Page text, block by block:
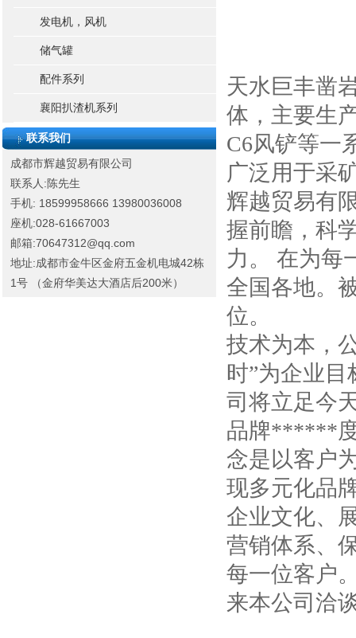
发电机，风机
储气罐
配件系列
襄阳扒渣机系列
联系我们
成都市辉越贸易有限公司
联系人:陈先生
手机: 18599958666 13980036008
座机:028-61667003
邮箱:70647312@qq.com
地址:成都市金牛区金府五金机电城42栋
1号 （金府华美达大酒店后200米）
天水巨丰凿
体，主要生
C6风铲等一
广泛用于采
辉越贸易有
握前瞻，科
力。 在为每
全国各地。
位。
技术为本，
时”为企业
司将立足今
品牌******度
念是以客户
现多元化品
企业文化、
营销体系、
每一位客户
来本公司洽